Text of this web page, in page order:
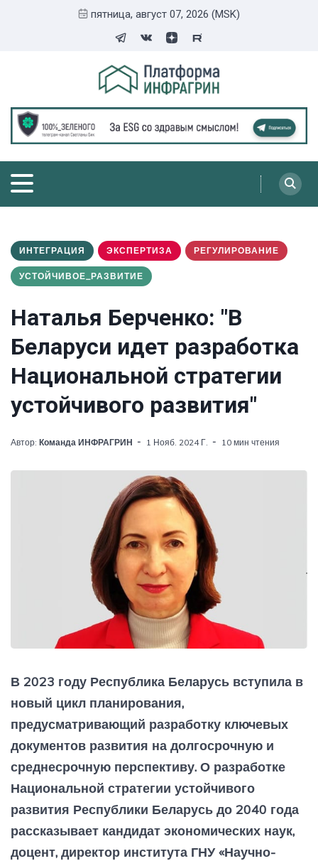
пятница, август 07, 2026 (MSK)
ИНТЕГРАЦИЯ ЭКСПЕРТИЗА РЕГУЛИРОВАНИЕ
УСТОЙЧИВОЕ_РАЗВИТИЕ
Наталья Берченко: "В
Беларуси идет разработка
Национальной стратегии
устойчивого развития"
Автор: Команда ИНФРАГРИН 1 Нояб. 2024 Г. 10 мин чтения
В 2023 году Республика Беларусь вступила в
новый цикл планирования,
предусматривающий разработку ключевых
документов развития на долгосрочную и
среднесрочную перспективу. О разработке
Национальной стратегии устойчивого
развития Республики Беларусь до 2040 года
рассказывает кандидат экономических наук,
доцент, директор института ГНУ «Научно-